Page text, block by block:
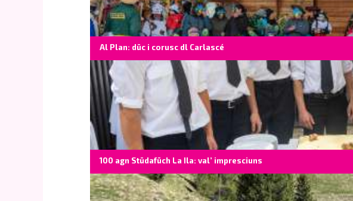
Al Plan: düc i corusc dl Carlascé
100 agn Stüdafüch La Ila: val’ impresciuns